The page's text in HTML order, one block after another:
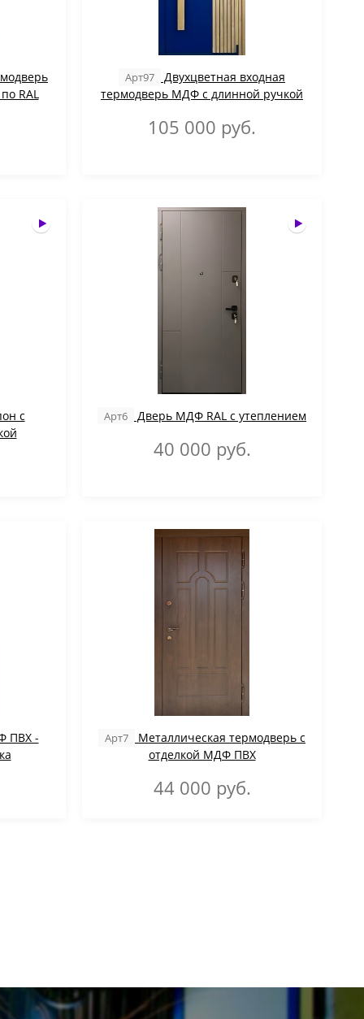
RAL
Арт97
Двухцветная входная
термодверь МДФ с длинной ручкой
105 000 руб.
с
Арт6 Дверь МДФ RAL с утеплением
40 000 руб.
ПВХ -
Арт7
Металлическая термодверь с
отделкой МДФ ПВХ
44 000 руб.